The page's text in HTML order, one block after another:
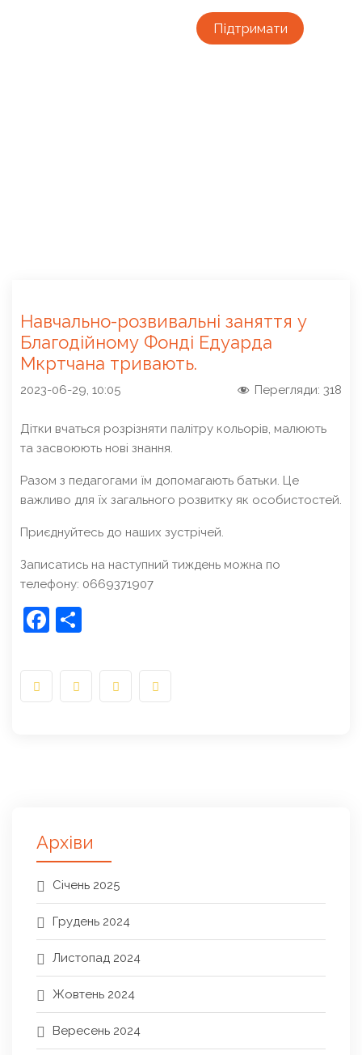
Підтримати
Навчально-розвивальні заняття у
Благодійному Фонді Едуарда
Мкртчана тривають.
2023-06-29, 10:05 Перегляди: 318
Дітки вчаться розрізняти палітру кольорів, малюють
та засвоюють нові знання.
Разом з педагогами їм допомагають батьки. Це
важливо для їх загального розвитку як особистостей.
Приєднуйтесь до наших зустрічей.
Записатись на наступний тиждень можна по
телефону: 0669371907
Facebook
Архіви
Січень 2025
Грудень 2024
Листопад 2024
Жовтень 2024
Вересень 2024